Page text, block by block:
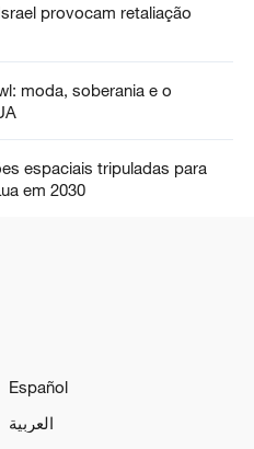
provocam retaliação
moda, soberania e o
espaciais tripuladas para
em 2030
Español
العربية